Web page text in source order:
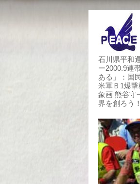
石川県平和
ー2000.9連
ある」：国
米軍Ｂ1爆
象画 熊谷守
界を創ろう！